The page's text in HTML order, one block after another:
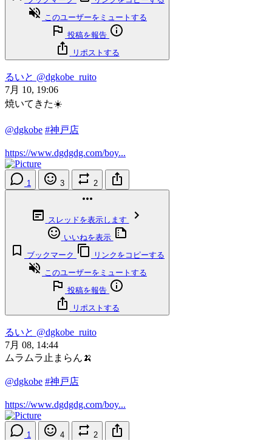
このユーザーをミュートする
投稿を報告
リポストする
るいと @dgkobe_ruito
7月 10, 19:06
焼いてきた☀️
@dgkobe #神戸店
https://www.dgdgdg.com/boy...
1 3 2
スレッドを表示します
いいねを表示
ブックマーク
リンクをコピーする
このユーザーをミュートする
投稿を報告
リポストする
るいと @dgkobe_ruito
7月 08, 14:44
ムラムラ止まらん🍌
@dgkobe #神戸店
https://www.dgdgdg.com/boy...
1 4 2